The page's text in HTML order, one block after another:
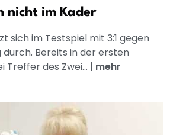
nicht im Kader
sich im Testspiel mit 3:1 gegen
Bereits in der ersten
Treffer des Zwei... | mehr